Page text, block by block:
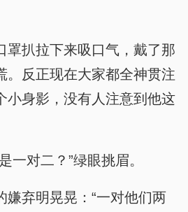
罩扒拉下来吸口气，戴了那
。反正现在大家都全神贯注
小身影，没有人注意到他这
一对二？”绿眼挑眉。
嫌弃明晃晃：“一对他们两